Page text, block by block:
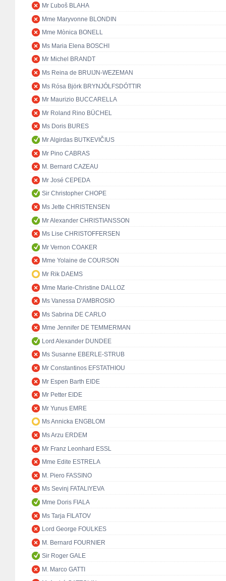
Mr Ľuboš BLAHA
Mme Maryvonne BLONDIN
Mme Mònica BONELL
Ms Maria Elena BOSCHI
Mr Michel BRANDT
Ms Reina de BRUIJN-WEZEMAN
Ms Rósa Björk BRYNJÓLFSDÓTTIR
Mr Maurizio BUCCARELLA
Mr Roland Rino BÜCHEL
Ms Doris BURES
Mr Algirdas BUTKEVIČIUS
Mr Pino CABRAS
M. Bernard CAZEAU
Mr José CEPEDA
Sir Christopher CHOPE
Ms Jette CHRISTENSEN
Mr Alexander CHRISTIANSSON
Ms Lise CHRISTOFFERSEN
Mr Vernon COAKER
Mme Yolaine de COURSON
Mr Rik DAEMS
Mme Marie-Christine DALLOZ
Ms Vanessa D'AMBROSIO
Ms Sabrina DE CARLO
Mme Jennifer DE TEMMERMAN
Lord Alexander DUNDEE
Ms Susanne EBERLE-STRUB
Mr Constantinos EFSTATHIOU
Mr Espen Barth EIDE
Mr Petter EIDE
Mr Yunus EMRE
Ms Annicka ENGBLOM
Ms Arzu ERDEM
Mr Franz Leonhard ESSL
Mme Edite ESTRELA
M. Piero FASSINO
Ms Sevinj FATALIYEVA
Mme Doris FIALA
Ms Tarja FILATOV
Lord George FOULKES
M. Bernard FOURNIER
Sir Roger GALE
M. Marco GATTI